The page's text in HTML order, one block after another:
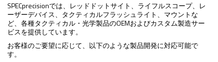
SPECprecisionでは、レッドドットサイト、ライフルスコープ、レ
ーザーデバイス、タクティカルフラッシュライト、マウントな
ど、各種タクティカル・光学製品のOEMおよびカスタム製造サー
ビスを提供しています。
お客様のご要望に応じて、以下のような製品開発に対応可能で
す。